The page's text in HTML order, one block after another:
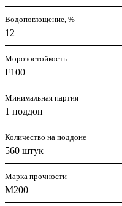
Водопоглощение, %
12
Морозостойкость
F100
Минимальная партия
1 поддон
Количество на поддоне
560 штук
Марка прочности
M200